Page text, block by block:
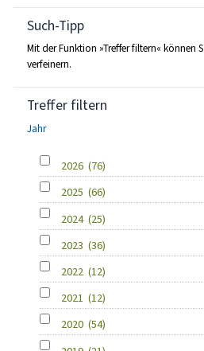
Such-Tipp
Mit der Funktion »Treffer filtern« können
verfeinern.
Treffer filtern
Jahr
2026 (76)
2025 (66)
2024 (25)
2023 (36)
2022 (12)
2021 (12)
2020 (54)